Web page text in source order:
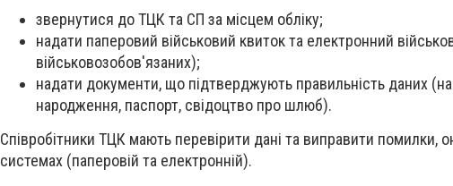
звернутися до ТЦК та СП за місцем обліку;
надати паперовий військовий квиток та електронний
військовозобов'язаних);
надати документи, що підтверджують правильність даних
народження, паспорт, свідоцтво про шлюб).
Співробітники ТЦК мають перевірити дані та виправити помилки,
системах (паперовій та електронній).